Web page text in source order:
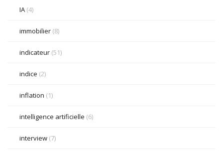
IA (4)
immobilier (8)
indicateur (51)
indice (2)
inflation (1)
intelligence artificielle (6)
interview (7)